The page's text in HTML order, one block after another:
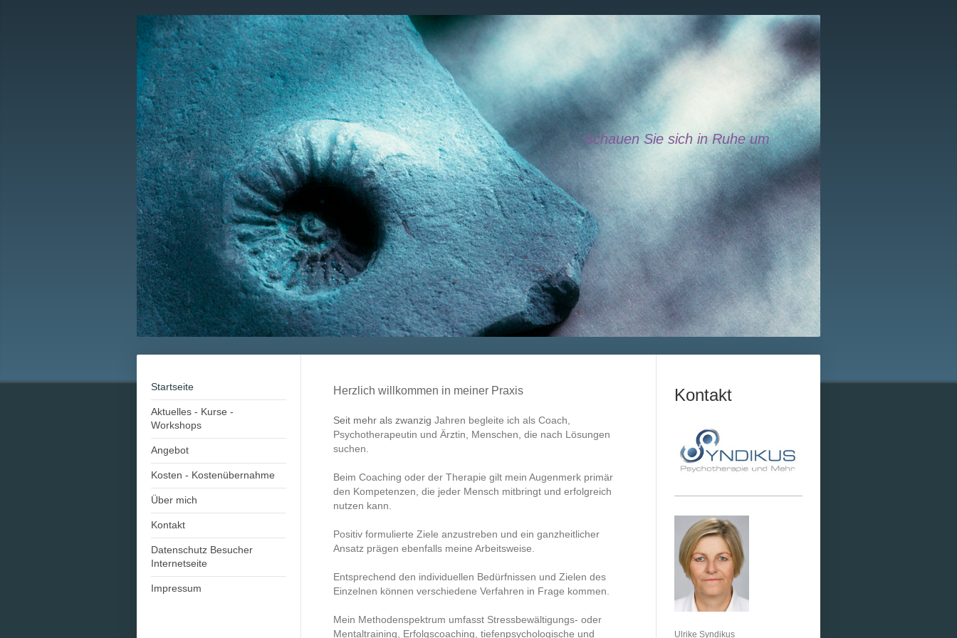
Schauen Sie sich in Ruhe um
Startseite
Aktuelles - Kurse -
Workshops
Angebot
Kosten - Kostenübernahme
Über mich
Kontakt
Datenschutz Besucher
Internetseite
Impressum
Herzlich willkommen in meiner Praxis
Seit mehr als zwanzig Jahren begleite ich als Coach,
Psychotherapeutin und Ärztin, Menschen, die nach Lösungen
suchen.
Beim Coaching oder der Therapie gilt mein Augenmerk primär
den Kompetenzen, die jeder Mensch mitbringt und erfolgreich
nutzen kann.
Positiv formulierte Ziele anzustreben und ein ganzheitlicher
Ansatz prägen ebenfalls meine Arbeitsweise.
Entsprechend den individuellen Bedürfnissen und Zielen des
Einzelnen können verschiedene Verfahren in Frage kommen.
Mein Methodenspektrum umfasst Stressbewältigungs- oder
Mentaltraining, Erfolgscoaching, tiefenpsychologische und
Kontakt
Ulrike Syndikus